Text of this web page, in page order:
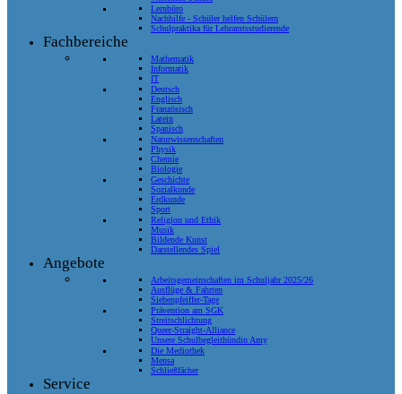
Lernbüro
Nachhilfe - Schüler helfen Schülern
Schulpraktika für Lehramtsstudierende
Fachbereiche
Mathematik
Informatik
IT
Deutsch
Englisch
Französisch
Latein
Spanisch
Naturwissenschaften
Physik
Chemie
Biologie
Geschichte
Sozialkunde
Erdkunde
Sport
Religion und Ethik
Musik
Bildende Kunst
Darstellendes Spiel
Angebote
Arbeitsgemeinschaften im Schuljahr 2025/26
Ausflüge & Fahrten
Siebenpfeiffer-Tage
Prävention am SGK
Streitschlichtung
Queer-Straight-Alliance
Unsere Schulbegleithündin Amy
Die Mediothek
Mensa
Schließfächer
Service